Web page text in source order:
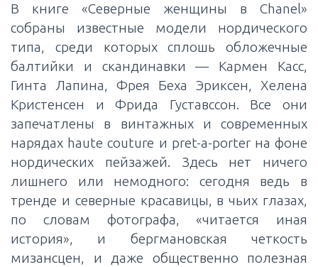
В книге «Северные женщины в Chanel»
собраны известные модели нордического
типа, среди которых сплошь обложечные
балтийки и скандинавки — Кармен Касс,
Гинта Лапина, Фрея Беха Эриксен, Хелена
Кристенсен и Фрида Густавссон. Все они
запечатлены в винтажных и современных
нарядах haute couture и pret-a-porter на фоне
нордических пейзажей. Здесь нет ничего
лишнего или немодного: сегодня ведь в
тренде и северные красавицы, в чьих глазах,
по словам фотографа, «читается иная
история», и бергмановская четкость
мизансцен, и даже общественно полезная